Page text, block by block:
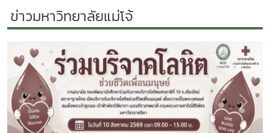
Wongmaneerung. Maejo University. 2015.
ดาวน์โหลดรายงานฉบับสมบูรณ์Download Full
Text ดาวน์โหลดรายการหนังสือใหม่ Download New Item
วารสาร, ข่าวสารต่างๆ วารสารเศรษฐกิจการเกษตร ฉบับประจำ
เดือนมิถุนายน พ.ศ. 2558 วารสารจุฬาภรณ์วิจัย ฉบับประจำ
เดือน มกราคม 2558 วารสารไทยคู่ฟ้าเล่มที่ 23 จดหมายข่าว
กรมส่งเสริมคุณภาพสิ่งแวดล้อม ฉบับประจำเดือน พฤษภาคม
2558
Evaluation of the Potential and Readiness for
Ecotourism in Maefeak district
2015. 8. แนวทางการพัฒนาที่ยั่งยืนของตลาดถนนคนเดินวัน
อาทิตย์ อ. เมือง จ.เชียงใหม่ กันตพร ช่วงชิด รายงานผลการ
วิจัยมหาวิทยาลัยแม่โจ้ 43หน้า. เลขเรียกหนังสือ 2558 / 15
The Sustainaboe Development of
Sunday Market in Mueabh District, Chiang mai
Province.Kantaporn Chuangchid. Maejo University. 2015.
nookong. Research Report of Maejo University.
2015.คู่มือการผลิตปุ๋ยอินทรีย์มาตรฐาน IFOAMรายงานประจำปี
2557 คณะบริหารธุรกิจ มหาวิทยาลัยแม่โจ้ดาวน์โหลดรายงานฉบับ
สมบูรณ์Download Full Textดาวน์โหลดรายการหนังสือใหม่
Download New Item
ข่าวมหาวิทยาลัยแม่โจ้
Previous Next